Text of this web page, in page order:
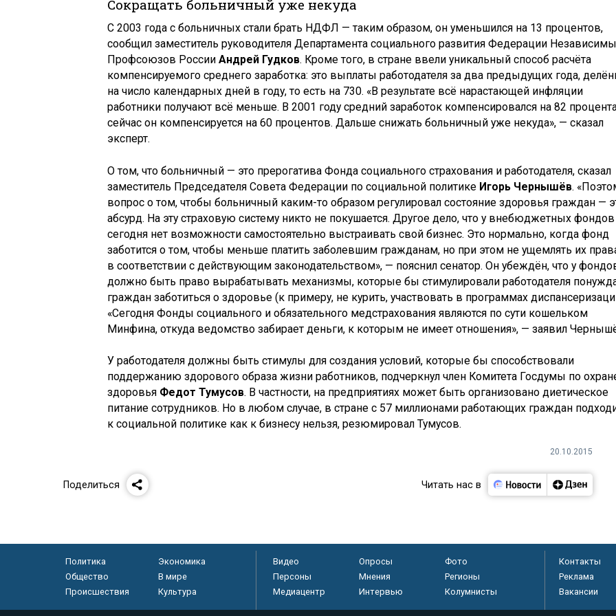
Сокращать больничный уже некуда
С 2003 года с больничных стали брать НДФЛ — таким образом, он уменьшился на 13 процентов,
сообщил заместитель руководителя Департамента социального развития Федерации
Профсоюзов России Андрей Гудков. Кроме того, в стране ввели уникальный способ расчёта
компенсируемого среднего заработка: это выплаты работодателя за два предыдущих года,
на число календарных дней в году, то есть на 730. «В результате всё нарастающей инфляции
работники получают всё меньше. В 2001 году средний заработок компенсировался на 82
сейчас он компенсируется на 60 процентов. Дальше снижать больничный уже некуда», — сказал
эксперт.
О том, что больничный — это прерогатива Фонда социального страхования и работодателя, сказал
заместитель Председателя Совета Федерации по социальной политике Игорь Чернышёв.
вопрос о том, чтобы больничный каким-то образом регулировал состояние здоровья граждан —
абсурд. На эту страховую систему никто не покушается. Другое дело, что у внебюджетных фондов
сегодня нет возможности самостоятельно выстраивать свой бизнес. Это нормально, когда фонд
заботится о том, чтобы меньше платить заболевшим гражданам, но при этом не ущемлять их
в соответствии с действующим законодательством», — пояснил сенатор. Он убеждён, что у
должно быть право вырабатывать механизмы, которые бы стимулировали работодателя
граждан заботиться о здоровье (к примеру, не курить, участвовать в программах
«Сегодня Фонды социального и обязательного медстрахования являются по сути кошельком
Минфина, откуда ведомство забирает деньги, к которым не имеет отношения», — заявил
У работодателя должны быть стимулы для создания условий, которые бы способствовали
поддержанию здорового образа жизни работников, подчеркнул член Комитета Госдумы по
здоровья Федот Тумусов. В частности, на предприятиях может быть организовано диетическое
питание сотрудников. Но в любом случае, в стране с 57 миллионами работающих граждан
к социальной политике как к бизнесу нельзя, резюмировал Тумусов.
20.10.2015
Поделиться Читать нас в
Политика
Экономика
Общество
В мире
Происшествия
Культура
Видео Опросы
Фото
Персоны
Мнения
Регионы
Медиацентр
Интервью Колумнисты
Контакты
Реклама
Вакансии